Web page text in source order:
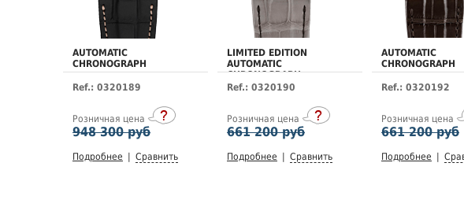
AUTOMATIC
CHRONOGRAPH
Ref.: 0320189
Розничная цена
948 300 руб
Подробнее Сравнить
LIMITED EDITION
AUTOMATIC
CHRONOGRAPH
Ref.: 0320190
Розничная цена
661 200 руб
Подробнее Сравнить
AUTOMATIC
CHRONOGRAPH
Ref.: 0320192
Розничная цена
661 200 руб
Подробнее